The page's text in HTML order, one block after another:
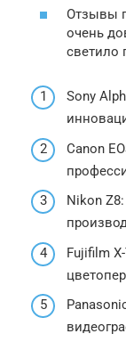
Отзывы
очень
светило
Sony
Canon
Nikon
Fujifilm